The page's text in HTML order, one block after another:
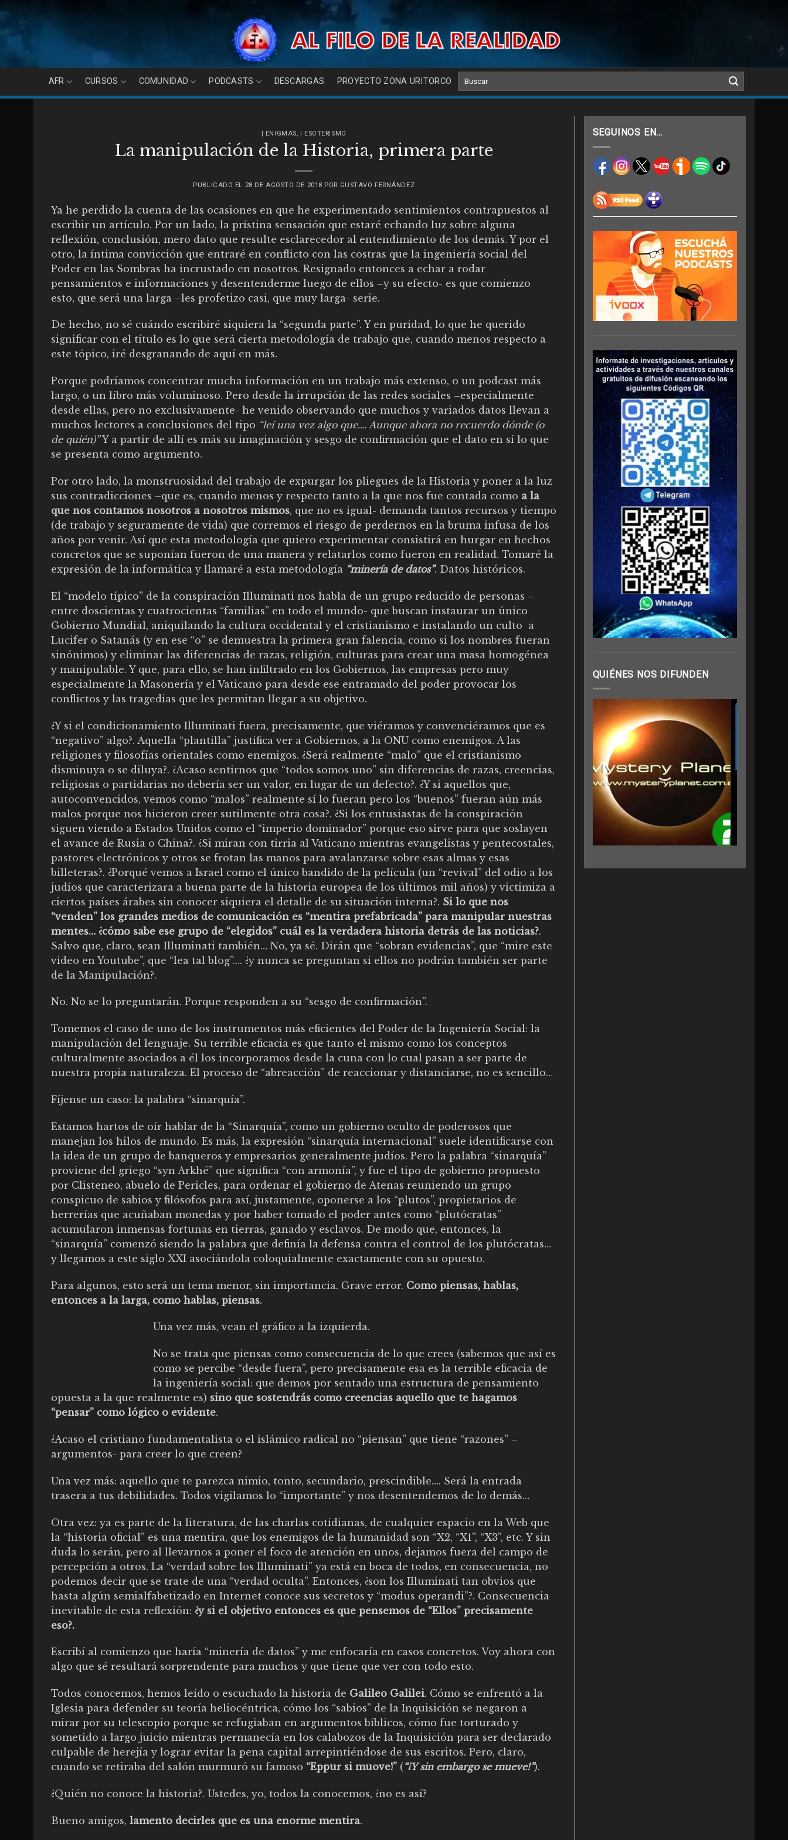
content
AFR CURSOS COMUNIDAD PODCASTS DESCARGAS PROYECTO ZONA URITORCO
| ENIGMAS, | ESOTERISMO
La manipulación de la Historia, primera parte
PUBLICADO EL 28 DE AGOSTO DE 2018 POR GUSTAVO FERNÁNDEZ
Ya he perdido la cuenta de las ocasiones en que he experimentado sentimientos contrapuestos al
escribir un artículo. Por un lado, la prístina sensación que estaré echando luz sobre alguna
reflexión, conclusión, mero dato que resulte esclarecedor al entendimiento de los demás. Y por el
otro, la íntima convicción que entraré en conflicto con las costras que la ingeniería social del
Poder en las Sombras ha incrustado en nosotros. Resignado entonces a echar a rodar
pensamientos e informaciones y desentenderme luego de ellos –y su efecto- es que comienzo
esto, que será una larga –les profetizo casi, que muy larga- serie.
De hecho, no sé cuándo escribiré siquiera la “segunda parte”. Y en puridad, lo que he querido
significar con el título es lo que será cierta metodología de trabajo que, cuando menos respecto a
este tópico, iré desgranando de aquí en más.
Porque podríamos concentrar mucha información en un trabajo más extenso, o un podcast más
largo, o un libro más voluminoso. Pero desde la irrupción de las redes sociales –especialmente
desde ellas, pero no exclusivamente- he venido observando que muchos y variados datos llevan a
muchos lectores a conclusiones del tipo “leí una vez algo que…. Aunque ahora no recuerdo dónde (o
de quién)”Y a partir de allí es más su imaginación y sesgo de confirmación que el dato en sí lo que
se presenta como argumento.
Por otro lado, la monstruosidad del trabajo de expurgar los pliegues de la Historia y poner a la luz
sus contradicciones –que es, cuando menos y respecto tanto a la que nos fue contada como a la
que nos contamos nosotros a nosotros mismos, que no es igual- demanda tantos recursos y tiempo
(de trabajo y seguramente de vida) que corremos el riesgo de perdernos en la bruma infusa de los
años por venir. Así que esta metodología que quiero experimentar consistirá en hurgar en hechos
concretos que se suponían fueron de una manera y relatarlos como fueron en realidad. Tomaré la
expresión de la informática y llamaré a esta metodología “minería de datos”. Datos históricos.
El “modelo típico” de la conspiración Illuminati nos habla de un grupo reducido de personas –
entre doscientas y cuatrocientas “familias” en todo el mundo- que buscan instaurar un único
Gobierno Mundial, aniquilando la cultura occidental y el cristianismo e instalando un culto a
Lucifer o Satanás (y en ese “o” se demuestra la primera gran falencia, como si los nombres fueran
sinónimos) y eliminar las diferencias de razas, religión, culturas para crear una masa homogénea
y manipulable. Y que, para ello, se han infiltrado en los Gobiernos, las empresas pero muy
especialmente la Masonería y el Vaticano para desde ese entramado del poder provocar los
conflictos y las tragedias que les permitan llegar a su objetivo.
¿Y si el condicionamiento Illuminati fuera, precisamente, que viéramos y convenciéramos que es
“negativo” algo?. Aquella “plantilla” justifica ver a Gobiernos, a la ONU como enemigos. A las
religiones y filosofías orientales como enemigos. ¿Será realmente “malo” que el cristianismo
disminuya o se diluya?. ¿Acaso sentirnos que “todos somos uno” sin diferencias de razas, creencias,
religiosas o partidarias no debería ser un valor, en lugar de un defecto?. ¿Y si aquellos que,
autoconvencidos, vemos como “malos” realmente sí lo fueran pero los “buenos” fueran aún más
malos porque nos hicieron creer sutilmente otra cosa?. ¿Si los entusiastas de la conspiración
siguen viendo a Estados Unidos como el “imperio dominador” porque eso sirve para que soslayen
el avance de Rusia o China?. ¿Si miran con tirria al Vaticano mientras evangelistas y pentecostales,
pastores electrónicos y otros se frotan las manos para avalanzarse sobre esas almas y esas
billeteras?. ¿Porqué vemos a Israel como el único bandido de la película (un “revival” del odio a los
judíos que caracterizara a buena parte de la historia europea de los últimos mil años) y victimiza a
ciertos países árabes sin conocer siquiera el detalle de su situación interna?. Si lo que nos
“venden” los grandes medios de comunicación es “mentira prefabricada” para manipular nuestras
mentes… ¿cómo sabe ese grupo de “elegidos” cuál es la verdadera historia detrás de las noticias?.
Salvo que, claro, sean Illuminati también… No, ya sé. Dirán que “sobran evidencias”, que “mire este
video en Youtube”, que “lea tal blog”…. ¿y nunca se preguntan si ellos no podrán también ser parte
de la Manipulación?.
No. No se lo preguntarán. Porque responden a su “sesgo de confirmación”.
Tomemos el caso de uno de los instrumentos más eficientes del Poder de la Ingeniería Social: la
manipulación del lenguaje. Su terrible eficacia es que tanto el mismo como los conceptos
culturalmente asociados a él los incorporamos desde la cuna con lo cual pasan a ser parte de
nuestra propia naturaleza. El proceso de “abreacción” de reaccionar y distanciarse, no es sencillo…
Fíjense un caso: la palabra “sinarquía”.
Estamos hartos de oír hablar de la “Sinarquía”, como un gobierno oculto de poderosos que
manejan los hilos de mundo. Es más, la expresión “sinarquía internacional” suele identificarse con
la idea de un grupo de banqueros y empresarios generalmente judíos. Pero la palabra “sinarquía”
proviene del griego “syn Arkhé” que significa “con armonía”, y fue el tipo de gobierno propuesto
por Clisteneo, abuelo de Pericles, para ordenar el gobierno de Atenas reuniendo un grupo
conspicuo de sabios y filósofos para así, justamente, oponerse a los “plutos”, propietarios de
herrerías que acuñaban monedas y por haber tomado el poder antes como “plutócratas”
acumularon inmensas fortunas en tierras, ganado y esclavos. De modo que, entonces, la
“sinarquía” comenzó siendo la palabra que definía la defensa contra el control de los plutócratas…
y llegamos a este siglo XXI asociándola coloquialmente exactamente con su opuesto.
Para algunos, esto será un tema menor, sin importancia. Grave error. Como piensas, hablas,
entonces a la larga, como hablas, piensas.
Una vez más, vean el gráfico a la izquierda.
No se trata que piensas como consecuencia de lo que crees (sabemos que así es
como se percibe “desde fuera”, pero precisamente esa es la terrible eficacia de
la ingeniería social: que demos por sentado una estructura de pensamiento
opuesta a la que realmente es) sino que sostendrás como creencias aquello que te hagamos
“pensar” como lógico o evidente.
¿Acaso el cristiano fundamentalista o el islámico radical no “piensan” que tiene “razones” –
argumentos- para creer lo que creen?
Una vez más: aquello que te parezca nimio, tonto, secundario, prescindible…. Será la entrada
trasera a tus debilidades. Todos vigilamos lo “importante” y nos desentendemos de lo demás…
Otra vez: ya es parte de la literatura, de las charlas cotidianas, de cualquier espacio en la Web que
la “historia oficial” es una mentira, que los enemigos de la humanidad son “X2, “X1”, “X3”, etc. Y sin
duda lo serán, pero al llevarnos a poner el foco de atención en unos, dejamos fuera del campo de
percepción a otros. La “verdad sobre los Illuminati” ya está en boca de todos, en consecuencia, no
podemos decir que se trate de una “verdad oculta”. Entonces, ¿son los Illuminati tan obvios que
hasta algún semialfabetizado en Internet conoce sus secretos y “modus operandi”?. Consecuencia
inevitable de esta reflexión: ¿y si el objetivo entonces es que pensemos de “Ellos” precisamente
eso?.
Escribí al comienzo que haría “minería de datos” y me enfocaría en casos concretos. Voy ahora con
algo que sé resultará sorprendente para muchos y que tiene que ver con todo esto.
Todos conocemos, hemos leído o escuchado la historia de Galileo Galilei. Cómo se enfrentó a la
Iglesia para defender su teoría heliocéntrica, cómo los “sabios” de la Inquisición se negaron a
mirar por su telescopio porque se refugiaban en argumentos bíblicos, cómo fue torturado y
sometido a largo juicio mientras permanecía en los calabozos de la Inquisición para ser declarado
culpable de herejía y lograr evitar la pena capital arrepintiéndose de sus escritos. Pero, claro,
cuando se retiraba del salón murmuró su famoso “Eppur si muove!” ( “¡Y sin embargo se mueve!”).
¿Quién no conoce la historia?. Ustedes, yo, todos la conocemos, ¿no es así?
Bueno amigos, lamento decirles que es una enorme mentira.
SEGUINOS EN…
QUIÉNES NOS DIFUNDEN